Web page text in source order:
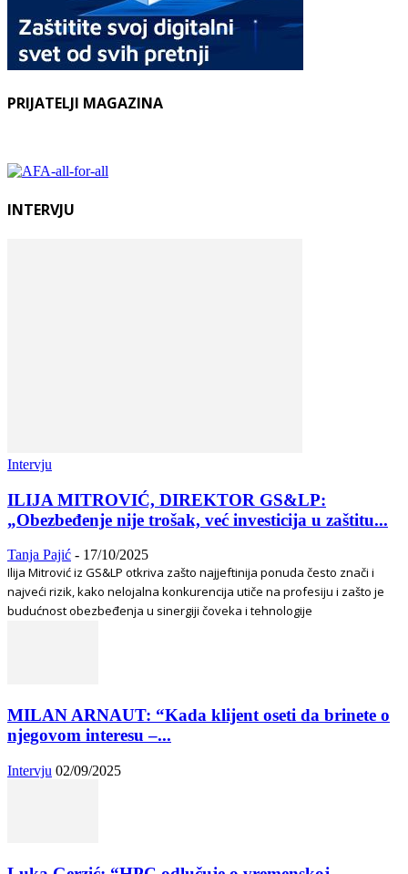
PRIJATELJI MAGAZINA
INTERVJU
Intervju
ILIJA MITROVIĆ, DIREKTOR GS&LP:
„Obezbeđenje nije trošak, već investicija u zaštitu...
Tanja Pajić - 17/10/2025
Ilija Mitrović iz GS&LP otkriva zašto najjeftinija ponuda često znači i
najveći rizik, kako nelojalna konkurencija utiče na profesiju i zašto je
budućnost obezbeđenja u sinergiji čoveka i tehnologije
MILAN ARNAUT: “Kada klijent oseti da brinete o
njegovom interesu –...
Intervju 02/09/2025